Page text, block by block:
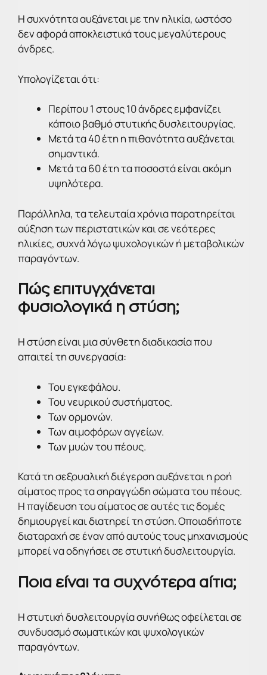
Η συχνότητα αυξάνεται με την ηλικία, ωστόσο
δεν αφορά αποκλειστικά τους μεγαλύτερους
άνδρες.
Υπολογίζεται ότι:
Περίπου 1 στους 10 άνδρες εμφανίζει
κάποιο βαθμό στυτικής δυσλειτουργίας.
Μετά τα 40 έτη η πιθανότητα αυξάνεται
σημαντικά.
Μετά τα 60 έτη τα ποσοστά είναι ακόμη
υψηλότερα.
Παράλληλα, τα τελευταία χρόνια παρατηρείται
αύξηση των περιστατικών και σε νεότερες
ηλικίες, συχνά λόγω ψυχολογικών ή μεταβολικών
παραγόντων.
Πώς επιτυγχάνεται
φυσιολογικά η στύση;
Η στύση είναι μια σύνθετη διαδικασία που
απαιτεί τη συνεργασία:
Του εγκεφάλου.
Του νευρικού συστήματος.
Των ορμονών.
Των αιμοφόρων αγγείων.
Των μυών του πέους.
Κατά τη σεξουαλική διέγερση αυξάνεται η ροή
αίματος προς τα σηραγγώδη σώματα του πέους.
Η παγίδευση του αίματος σε αυτές τις δομές
δημιουργεί και διατηρεί τη στύση. Οποιαδήποτε
διαταραχή σε έναν από αυτούς τους μηχανισμούς
μπορεί να οδηγήσει σε στυτική δυσλειτουργία.
Ποια είναι τα συχνότερα αίτια;
Η στυτική δυσλειτουργία συνήθως οφείλεται σε
συνδυασμό σωματικών και ψυχολογικών
παραγόντων.